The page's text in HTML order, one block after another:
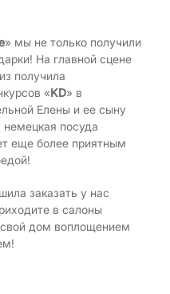
» мы не только получили
На главной сцене
получила
«KD» в
Елены и ее сыну
посуда
еще более приятным
заказать у нас
в салоны
дом воплощением